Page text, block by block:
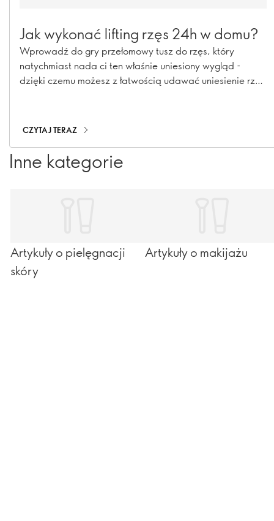
Jak wykonać lifting rzęs 24h w domu?
Wprowadź do gry przełomowy tusz do rzęs, który
natychmiast nada ci ten właśnie uniesiony wygląd -
dzięki czemu możesz z łatwością udawać uniesienie rzęs
CZYTAJ TERAZ
Inne kategorie
Artykuły o pielęgnacji
skóry
Artykuły o makijażu